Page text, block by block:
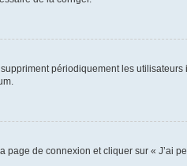
périodiquement les
de connexion et cliquer sur « J’ai